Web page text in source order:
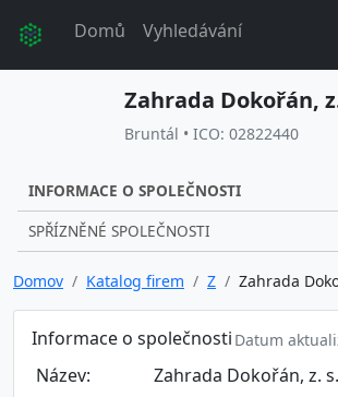
Domů Vyhledávání
Zahrada Dokořán,
Bruntál • ICO: 02822440
INFORMACE O SPOLEČNOSTI
SPŘÍZNĚNÉ SPOLEČNOSTI
Domov Katalog firem Z Zahrada
Informace o společnosti Datum
Název:
Zahrada Dokořán, z. s.